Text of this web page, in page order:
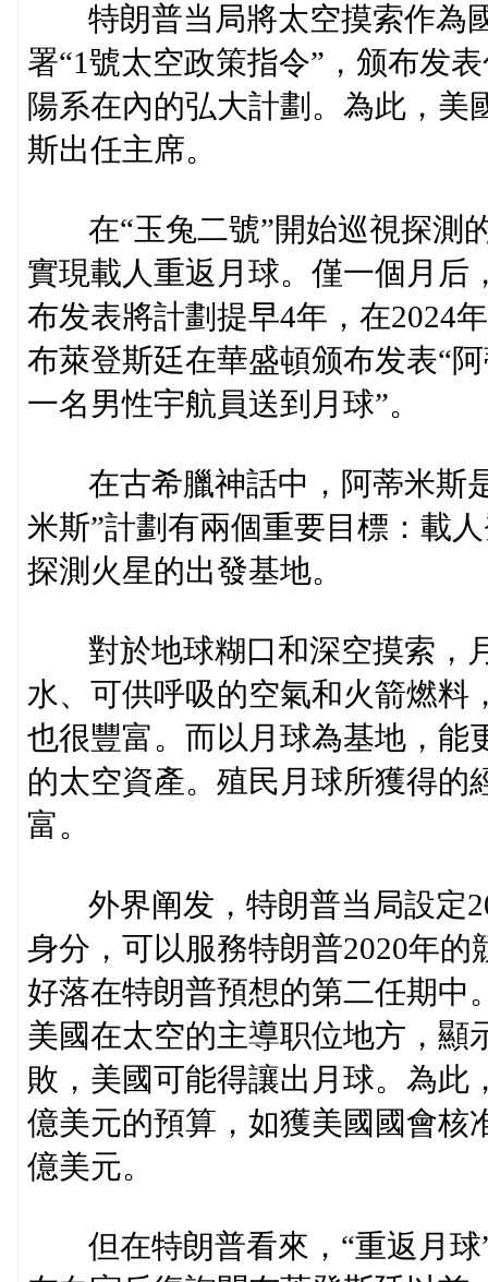
特朗普当局將太空摸索作為國
署“1號太空政策指令”，颁布发
陽系在內的弘大計劃。為此，美
斯出任主席。
在“玉兔二號”開始巡視探測
實現載人重返月球。僅一個月后
布发表將計劃提早4年，在2024
布萊登斯廷在華盛頓颁布发表“
一名男性宇航員送到月球”。
在古希臘神話中，阿蒂米斯是
米斯”計劃有兩個重要目標：載
探測火星的出發基地。
對於地球糊口和深空摸索，
水、可供呼吸的空氣和火箭燃料
也很豐富。而以月球為基地，能
的太空資產。殖民月球所獲得的
富。
外界阐发，特朗普当局設定
身分，可以服務特朗普2020年
好落在特朗普預想的第二任期中
美國在太空的主導职位地方，顯
敗，美國可能得讓出月球。為此
億美元的預算，如獲美國國會核
億美元。
但在特朗普看來，“重返月球